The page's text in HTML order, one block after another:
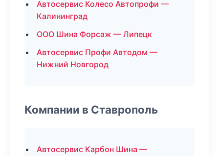
Автосервис Колесо Автопрофи —
Калининград
ООО Шина Форсаж — Липецк
Автосервис Профи Автодом —
Нижний Новгород
Компании в Ставрополь
Автосервис Карбон Шина —